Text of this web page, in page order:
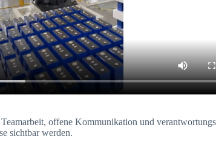
offene Kommunikation und
sichtbar werden.